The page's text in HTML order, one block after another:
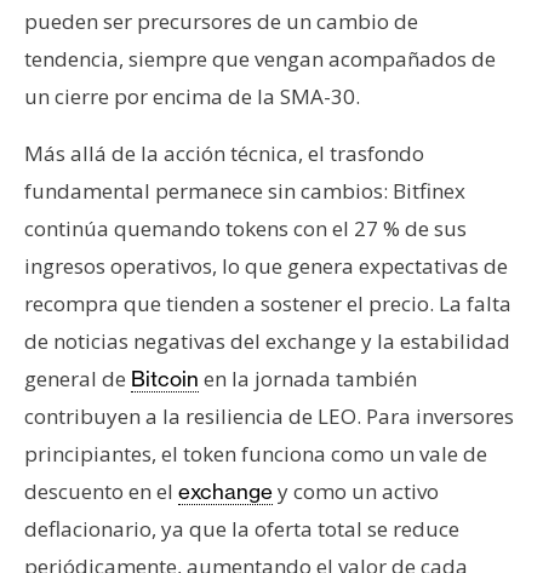
pueden ser precursores de un cambio de
tendencia, siempre que vengan acompañados de
un cierre por encima de la SMA-30.
Más allá de la acción técnica, el trasfondo
fundamental permanece sin cambios: Bitfinex
continúa quemando tokens con el 27 % de sus
ingresos operativos, lo que genera expectativas de
recompra que tienden a sostener el precio. La falta
de noticias negativas del exchange y la estabilidad
general de Bitcoin en la jornada también
contribuyen a la resiliencia de LEO. Para inversores
principiantes, el token funciona como un vale de
descuento en el exchangey como un activo
deflacionario, ya que la oferta total se reduce
periódicamente, aumentando el valor de cada